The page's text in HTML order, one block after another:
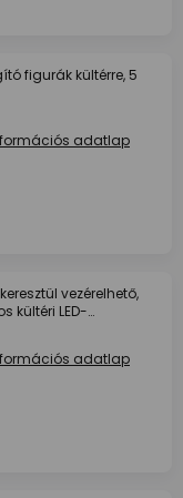
figurák kültérre, 5
adatlap
vezérelhető,
kültéri LED-
adatlap